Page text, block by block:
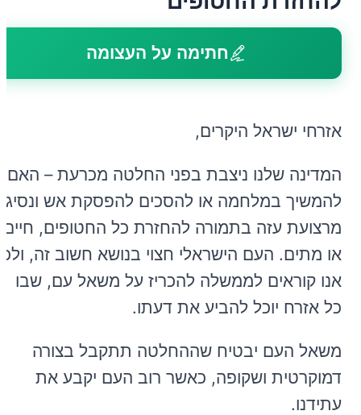
חתימה על העצומה
אזרחי ישראל היקרים,
המדינה שלנו ניצבת בפני החלטה מכרעת – האם
להמשיך במלחמה או להסכים להפסקת אש
מרצועת עזה בתמורה להחזרת כל החטופים, חיים
או מתים. העם הישראלי חצוי בנושא חשוב זה,
אנו קוראים לממשלה להכריז על משאל עם, שבו
כל אזרח יוכל להביע את דעתו.
משאל העם יבטיח שההחלטה תתקבל בצורה
דמוקרטית ושקופה, כאשר רוב העם יקבע את
עתידנו.